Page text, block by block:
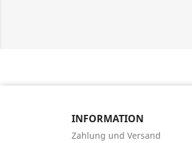
INFORMATION
Zahlung und Versand